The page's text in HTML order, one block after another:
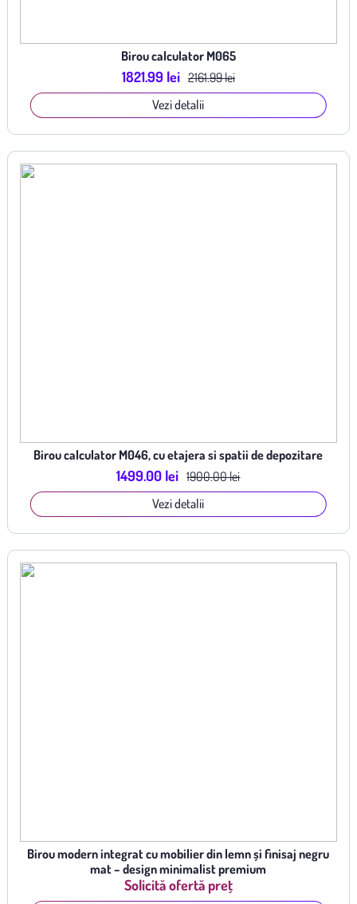
Birou calculator M065
2161.99 lei
1821.99 lei
Vezi detalii
Birou calculator M046, cu etajera si spatii de depozitare
1900.00 lei
1499.00 lei
Vezi detalii
Birou modern integrat cu mobilier din lemn și finisaj negru
mat – design minimalist premium
Solicită ofertă preț